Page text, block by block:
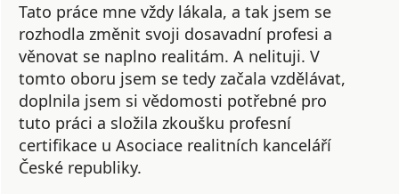
Tato práce mne vždy lákala, a tak jsem se
rozhodla změnit svoji dosavadní profesi a
věnovat se naplno realitám. A nelituji. V
tomto oboru jsem se tedy začala vzdělávat,
doplnila jsem si vědomosti potřebné pro
tuto práci a složila zkoušku profesní
certifikace u Asociace realitních kanceláří
České republiky.